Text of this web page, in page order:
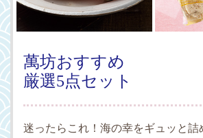
萬坊おすすめ
厳選5点セット
迷ったらこれ！海の幸をギュッと詰